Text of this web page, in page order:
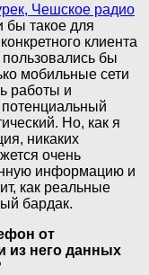
Чешское радио
бы такое для
клиента
бы
мобильные сети
работы и
Но, как я
никаких
очень
информацию и
как реальные
бардак.
от
из него данных